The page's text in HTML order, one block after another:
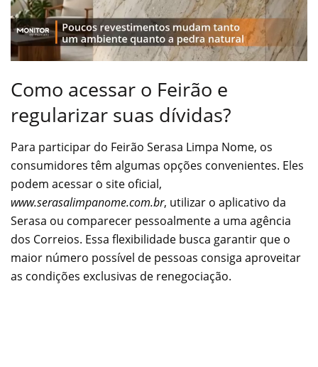
Como acessar o Feirão e
regularizar suas dívidas?
Para participar do Feirão Serasa Limpa Nome, os
consumidores têm algumas opções convenientes. Eles
podem acessar o site oficial,
www.serasalimpanome.com.br, utilizar o aplicativo da
Serasa ou comparecer pessoalmente a uma agência
dos Correios. Essa flexibilidade busca garantir que o
maior número possível de pessoas consiga aproveitar
as condições exclusivas de renegociação.